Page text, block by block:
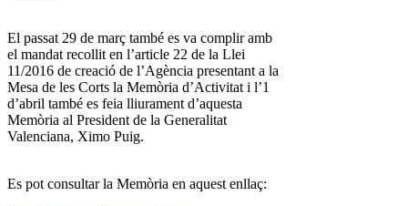
El passat 29 de març també es va complir amb
el mandat recollit en l’article 22 de la Llei
11/2016 de creació de l’Agència presentant a la
Mesa de les Corts la Memòria d’Activitat i l’1
d’abril també es feia lliurament d’aquesta
Memòria al President de la Generalitat
Valenciana, Ximo Puig.
Es pot consultar la Memòria en aquest enllaç: